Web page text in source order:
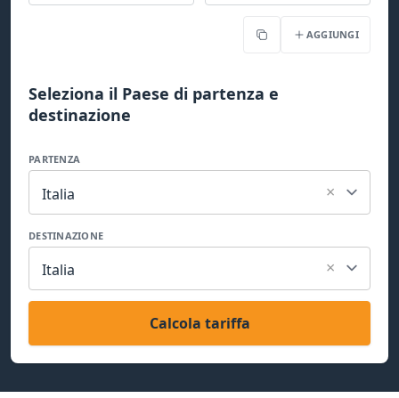
Copia AGGIUNGI
Seleziona il Paese di partenza e
destinazione
PARTENZA
Italia ×
DESTINAZIONE
Italia ×
Calcola tariffa